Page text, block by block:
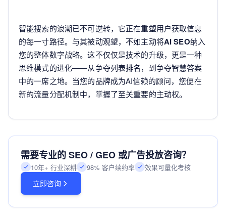
智能搜索的浪潮已不可逆转，它正在重塑用户获取信息
的每一寸路径。与其被动观望，不如主动将AI SEO纳入
您的整体数字战略。这不仅仅是技术的升级，更是一种
思维模式的进化——从争夺列表排名，到争夺智慧答案
中的一席之地。当您的品牌成为AI信赖的顾问，您便在
新的流量分配机制中，掌握了至关重要的主动权。
需要专业的 SEO / GEO 或广告投放咨询？
10年+ 行业深耕 98% 客户续约率 效果可量化考核
立即咨询